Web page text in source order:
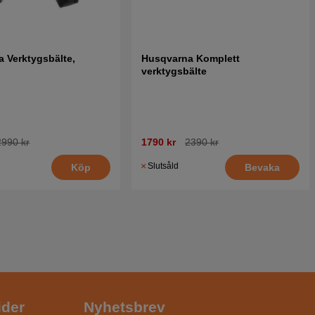
Verktygsbälte,
kr
Köp
Husqvarna Komplett
verktygsbälte
1790 kr 2390 kr
Slutsåld Bevaka
Nyhetsbrev